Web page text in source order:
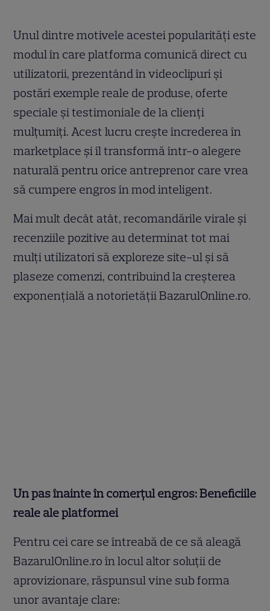
Unul dintre motivele acestei popularități este
modul în care platforma comunică direct cu
utilizatorii, prezentând în videoclipuri și
postări exemple reale de produse, oferte
speciale și testimoniale de la clienți
mulțumiți. Acest lucru crește încrederea în
marketplace și îl transformă într-o alegere
naturală pentru orice antreprenor care vrea
să cumpere engros în mod inteligent.
Mai mult decât atât, recomandările virale și
recenziile pozitive au determinat tot mai
mulți utilizatori să exploreze site-ul și să
plaseze comenzi, contribuind la creșterea
exponențială a notorietății BazarulOnline.ro.
Un pas înainte în comerțul engros: Beneficiile
reale ale platformei
Pentru cei care se întreabă de ce să aleagă
BazarulOnline.ro în locul altor soluții de
aprovizionare, răspunsul vine sub forma
unor avantaje clare: